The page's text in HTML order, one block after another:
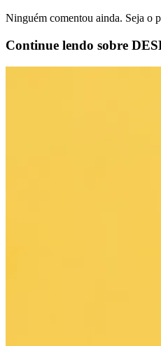
Ninguém comentou ainda. Seja o
Continue lendo sobre